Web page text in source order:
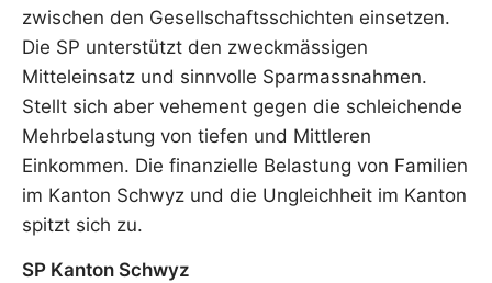
zwischen den Gesellschaftsschichten einsetzen.
Die SP unterstützt den zweckmässigen
Mitteleinsatz und sinnvolle Sparmassnahmen.
Stellt sich aber vehement gegen die schleichende
Mehrbelastung von tiefen und Mittleren
Einkommen. Die finanzielle Belastung von Familien
im Kanton Schwyz und die Ungleichheit im Kanton
spitzt sich zu.
SP Kanton Schwyz